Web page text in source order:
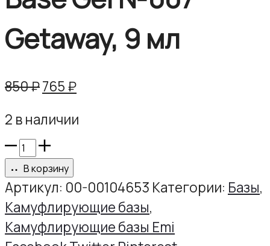
Getaway, 9 мл
850₽Первоначальная
составляла
850 ₽.
765₽Текущая
765 ₽.
2 в наличии
Количество
товара
E.MiLac
Gamma
Base
В корзину
Артикул: 00-00104653 Категории: Базы,
Камуфлирующие базы,
Камуфлирующие базы Emi